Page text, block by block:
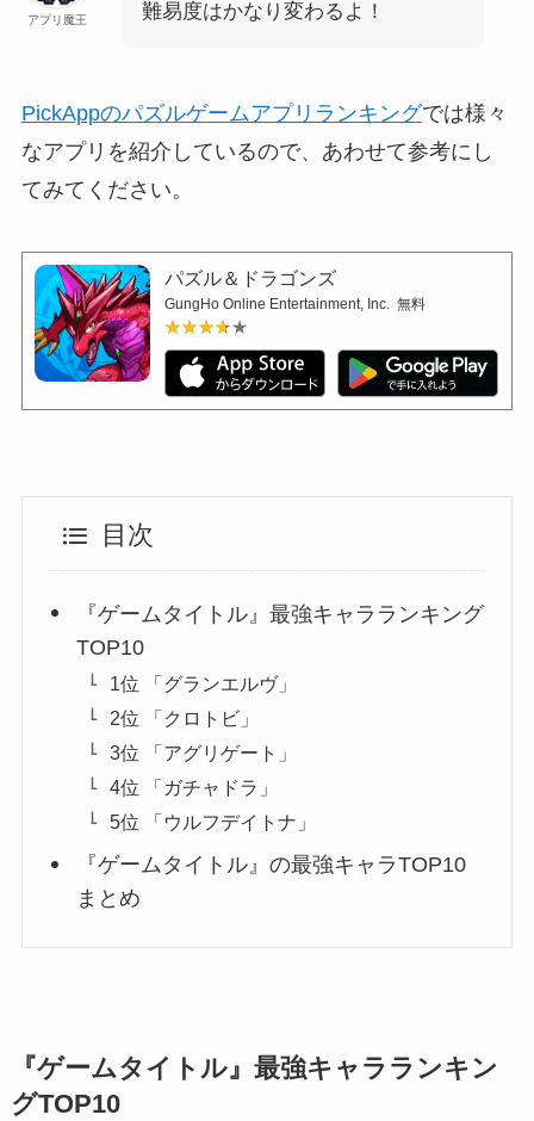
アプリ魔王
難易度はかなり変わるよ！
PickAppのパズルゲームアプリランキングでは様々
なアプリを紹介しているので、あわせて参考にし
てみてください。
パズル＆ドラゴンズ
GungHo Online Entertainment, Inc. 無料
★★★★★
★★★★★
目次
『ゲームタイトル』最強キャラランキング
TOP10
1位 「グランエルヴ」
2位 「クロトビ」
3位 「アグリゲート」
4位 「ガチャドラ」
5位 「ウルフデイトナ」
『ゲームタイトル』の最強キャラTOP10
まとめ
『ゲームタイトル』最強キャラランキン
グTOP10